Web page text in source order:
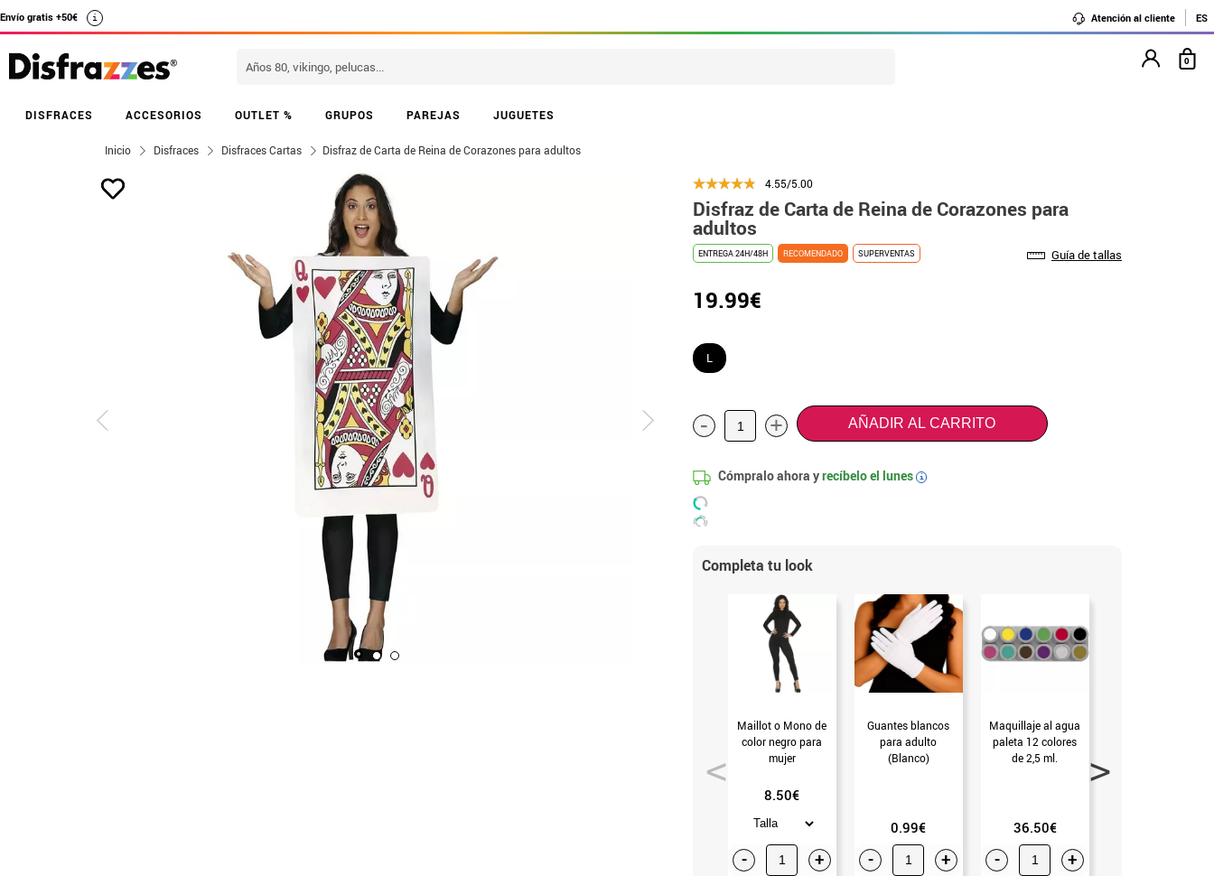
Envío gratis +50€ i Atención al cliente ES
DISFRACES ACCESORIOS OUTLET % GRUPOS PAREJAS JUGUETES
0
Inicio Disfraces Disfraces Cartas Disfraz de Carta de Reina de Corazones para adultos
4.55/5.00
Disfraz de Carta de Reina de Corazones para
adultos
ENTREGA 24H/48H RECOMENDADO SUPERVENTAS Guía de tallas
19.99€
L
- + AÑADIR AL CARRITO
Cómpralo ahora yrecíbelo el lunes i
Completa tu look
Maillot o Mono de
color negro para
mujer
8.50€
- +
Guantes blancos
para adulto
(Blanco)
0.99€
- +
Maquillaje al agua
paleta 12 colores
de 2,5 ml.
36.50€
- +